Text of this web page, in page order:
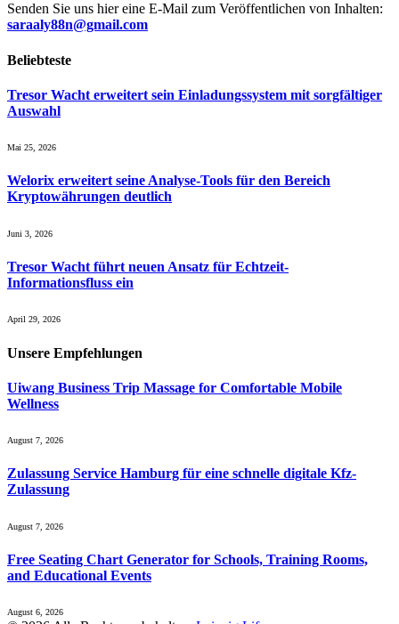
Senden Sie uns hier eine E-Mail zum Veröffentlichen von Inhalten:
saraaly88n@gmail.com
Beliebteste
Tresor Wacht erweitert sein Einladungssystem mit sorgfältiger
Auswahl
Mai 25, 2026
Welorix erweitert seine Analyse-Tools für den Bereich
Kryptowährungen deutlich
Juni 3, 2026
Tresor Wacht führt neuen Ansatz für Echtzeit-
Informationsfluss ein
April 29, 2026
Unsere Empfehlungen
Uiwang Business Trip Massage for Comfortable Mobile
Wellness
August 7, 2026
Zulassung Service Hamburg für eine schnelle digitale Kfz-
Zulassung
August 7, 2026
Free Seating Chart Generator for Schools, Training Rooms,
and Educational Events
August 6, 2026